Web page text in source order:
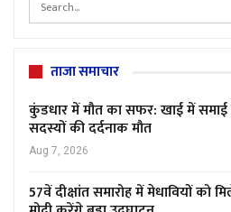
ताजा समाचार
कुंडधार में मौत का सफर: खाई में समाई
सदस्यों की दर्दनाक मौत
Aug 7, 2026
57वें दीक्षांत समारोह में मेधावियों को